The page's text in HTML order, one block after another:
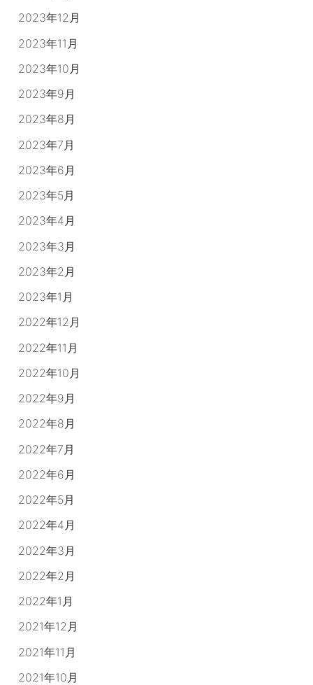
2023年12月
2023年11月
2023年10月
2023年9月
2023年8月
2023年7月
2023年6月
2023年5月
2023年4月
2023年3月
2023年2月
2023年1月
2022年12月
2022年11月
2022年10月
2022年9月
2022年8月
2022年7月
2022年6月
2022年5月
2022年4月
2022年3月
2022年2月
2022年1月
2021年12月
2021年11月
2021年10月